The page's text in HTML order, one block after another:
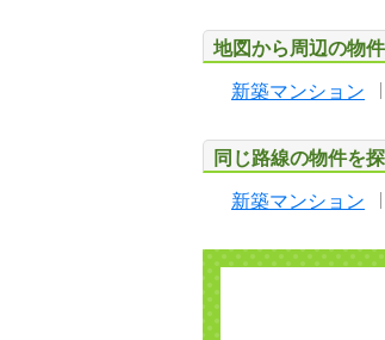
地図から周辺の物
新築マンション
同じ路線の物件を
新築マンション